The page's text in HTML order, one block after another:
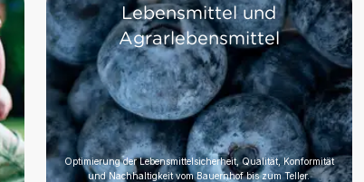
Lebensmittel und
Agrarlebensmittel
Optimierung der Lebensmittelsicherheit, Qualität, Konformität
und Nachhaltigkeit vom Bauernhof bis zum Teller.